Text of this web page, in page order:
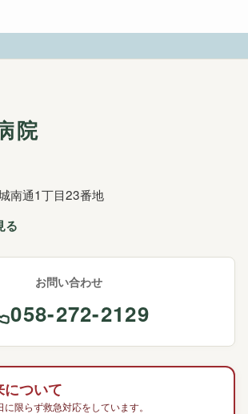
院
南通1丁目23番地
る
お問い合わせ
058-272-2129
ついて
限らず救急対応をしています。